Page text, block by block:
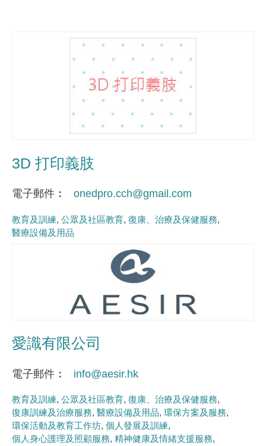
3D 打印義肢
電子郵件 onedpro.cch@gmail.com
教育及訓練 公眾及社區教育 復康、治療及保健服務
醫療設備及用品
愛識有限公司
電子郵件 info@aesir.hk
教育及訓練 公眾及社區教育 復康、治療及保健服務
復康訓練及治療服務 醫療設備及用品 環保方案及服務
環保活動及教育工作坊 個人發展及訓練
個人身心護理及照顧服務 精神健康及情緒支援服務